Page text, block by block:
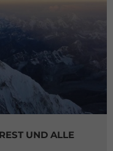
UND ALLE